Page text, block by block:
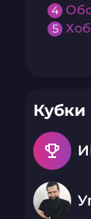
4
5
Кубки
emoji_events